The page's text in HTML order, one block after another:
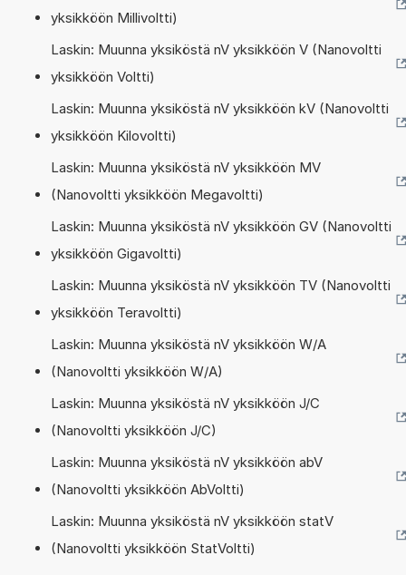
yksikköön Millivoltti)
Laskin: Muunna yksiköstä nV yksikköön V (Nanovoltti
yksikköön Voltti)
Laskin: Muunna yksiköstä nV yksikköön kV (Nanovoltti
yksikköön Kilovoltti)
Laskin: Muunna yksiköstä nV yksikköön MV
(Nanovoltti yksikköön Megavoltti)
Laskin: Muunna yksiköstä nV yksikköön GV (Nanovoltti
yksikköön Gigavoltti)
Laskin: Muunna yksiköstä nV yksikköön TV (Nanovoltti
yksikköön Teravoltti)
Laskin: Muunna yksiköstä nV yksikköön W/A
(Nanovoltti yksikköön W/A)
Laskin: Muunna yksiköstä nV yksikköön J/C
(Nanovoltti yksikköön J/C)
Laskin: Muunna yksiköstä nV yksikköön abV
(Nanovoltti yksikköön AbVoltti)
Laskin: Muunna yksiköstä nV yksikköön statV
(Nanovoltti yksikköön StatVoltti)